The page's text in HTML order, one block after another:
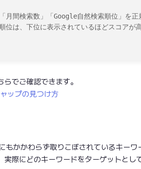
月間検索数」「Google自然検索順位」を
位は、下位に表示されているほどスコアが
でご確認できます。
ップの見つけ方
かかわらず取りこぼされているキーワ
際にどのキーワードをターゲットと